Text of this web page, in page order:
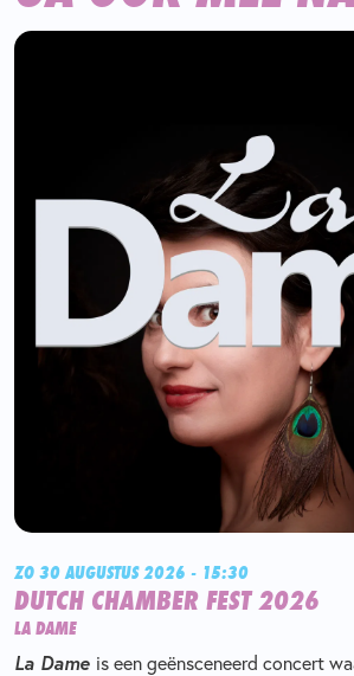
ZO 30 AUGUSTUS 2026 - 15:30
DUTCH CHAMBER FEST 2026
LA DAME
La Dame is een geënsceneerd concert